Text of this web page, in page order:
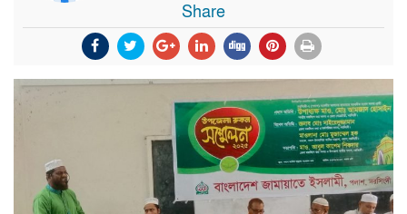
Share